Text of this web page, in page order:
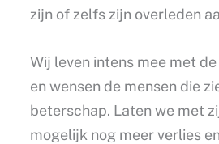
zijn of zelfs zijn overleden
Wij leven intens mee met
en wensen de mensen die
beterschap. Laten we met
mogelijk nog meer verlies